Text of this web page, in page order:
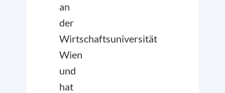
an
der
Wirtschaftsuniversität
Wien
und
hat